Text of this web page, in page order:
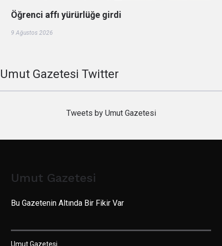
Öğrenci affı yürürlüğe girdi
9 Ağustos 2026
Umut Gazetesi Twitter
Tweets by Umut Gazetesi
Umut Gazetesi
Bu Gazetenin Altında Bir Fikir Var
Umut Gazetesi